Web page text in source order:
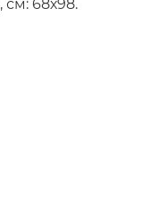
см: 68х98.